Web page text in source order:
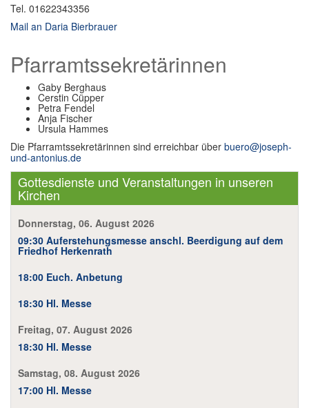
Tel. 01622343356
Mail an Daria Bierbrauer
Pfarramtssekretärinnen
Gaby Berghaus
Cerstin Cüpper
Petra Fendel
Anja Fischer
Ursula Hammes
Die Pfarramtssekretärinnen sind erreichbar über buero@joseph-
und-antonius.de
Gottesdienste und Veranstaltungen in unseren
Kirchen
Donnerstag, 06. August 2026
09:30 Auferstehungsmesse anschl. Beerdigung auf dem
Friedhof Herkenrath
18:00 Euch. Anbetung
18:30 Hl. Messe
Freitag, 07. August 2026
18:30 Hl. Messe
Samstag, 08. August 2026
17:00 Hl. Messe